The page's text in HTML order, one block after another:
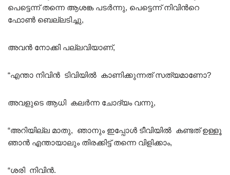
പെട്ടെന്ന് തന്നെ ആശങ്ക പടർന്നു, പെട്ടെന്ന് നിവിൻറെ
ഫോൺ ബെല്ലടിച്ചു,
അവൻ നോക്കി പല്ലവിയാണ്,
“എന്താ നിവിൻ ടിവിയിൽ കാണിക്കുന്നത് സത്യമാണോ?
അവളുടെ ആധി കലർന്ന ചോദ്യം വന്നു,
“അറിയില്ല മാതു, ഞാനും ഇപ്പോൾ ടീവിയിൽ കണ്ടത് ഉള്ളൂ
ഞാൻ എന്തായാലും തിരക്കിട്ട് തന്നെ വിളിക്കാം,
“ശരി നിവിൻ.